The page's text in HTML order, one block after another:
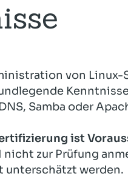
von Linux-
Samba oder
ist
zur Prüfung
unterschätzt werden.